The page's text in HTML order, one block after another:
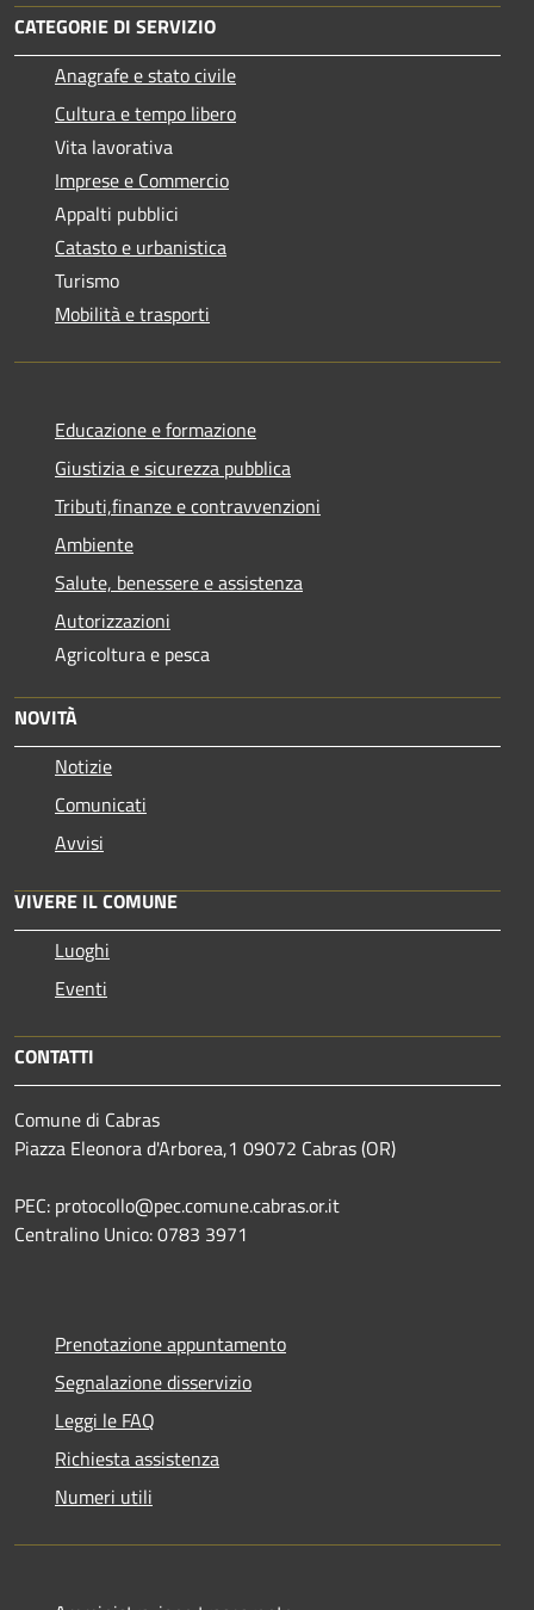
CATEGORIE DI SERVIZIO
Anagrafe e stato civile
Cultura e tempo libero
Vita lavorativa
Imprese e Commercio
Appalti pubblici
Catasto e urbanistica
Turismo
Mobilità e trasporti
Educazione e formazione
Giustizia e sicurezza pubblica
Tributi,finanze e contravvenzioni
Ambiente
Salute, benessere e assistenza
Autorizzazioni
Agricoltura e pesca
NOVITÀ
Notizie
Comunicati
Avvisi
VIVERE IL COMUNE
Luoghi
Eventi
CONTATTI
Comune di Cabras
Piazza Eleonora d'Arborea,1 09072 Cabras (OR)
PEC: protocollo@pec.comune.cabras.or.it
Centralino Unico: 0783 3971
Prenotazione appuntamento
Segnalazione disservizio
Leggi le FAQ
Richiesta assistenza
Numeri utili